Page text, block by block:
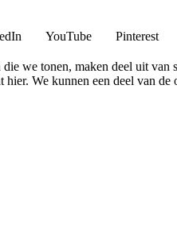
YouTube Pinterest
we tonen, maken deel uit
We kunnen een deel van